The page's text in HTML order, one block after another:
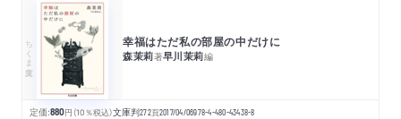
ちくま文庫 幸福はただ私の部屋の中だけに
森茉莉著早川茉莉編
定価:880円 （10％税込）文庫判272頁2017/04/06978-4-480-43438-8